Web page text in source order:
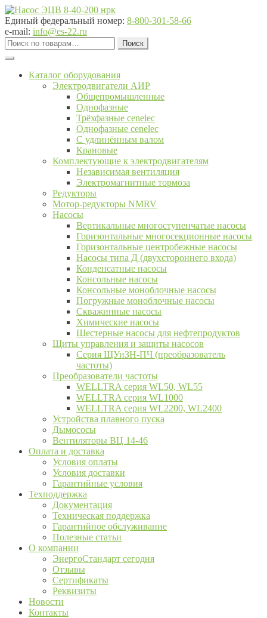
Перейти
к
навигации
Перейти
к
содержимому
Единый федеральный номер: 8-800-301-58-66
e-mail: info@es-22.ru
Искать:
Поиск
Каталог оборудования
Электродвигатели АИР
Общепромышленные
Однофазные
Трёхфазные cenelec
Однофазные cenelec
С удлинённым валом
Крановые
Комплектующие к электродвигателям
Независимая вентиляция
Электромагнитные тормоза
Редукторы
Мотор-редукторы NMRV
Насосы
Вертикальные многоступенчатые насосы
Горизонтальные многосекционные насосы
Горизонтальные центробежные насосы
Насосы типа Д (двухстороннего входа)
Конденсатные насосы
Консольные насосы
Консольные моноблочные насосы
Погружные моноблочные насосы
Скважинные насосы
Химические насосы
Шестерные насосы для нефтепродуктов
Щиты управления и защиты насосов
Серия ЩУиЗН-ПЧ (преобразователь
частоты)
Преобразователи частоты
WELLTRA cерия WL50, WL55
WELLTRA cерия WL1000
WELLTRA серия WL2200, WL2400
Устройства плавного пуска
Дымососы
Вентиляторы ВЦ 14-46
Оплата и доставка
Условия оплаты
Условия доставки
Гарантийные условия
Техподдержка
Документация
Техническая поддержка
Гарантийное обслуживание
Полезные статьи
О компании
ЭнергоСтандарт сегодня
Отзывы
Сертификаты
Реквизиты
Новости
Контакты